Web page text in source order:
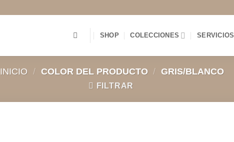
SHOP COLECCIONES SERVICIOS
INICIO / COLOR DEL PRODUCTO / GRIS/BLANCO
FILTRAR